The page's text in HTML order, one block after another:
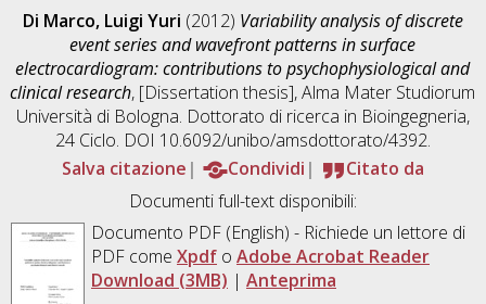
Di Marco, Luigi Yuri (2012) Variability analysis of discrete
event series and wavefront patterns in surface
electrocardiogram: contributions to psychophysiological and
clinical research, [Dissertation thesis], Alma Mater Studiorum
Università di Bologna. Dottorato di ricerca in Bioingegneria,
24 Ciclo. DOI 10.6092/unibo/amsdottorato/4392.
Salva citazione
Condividi
Citato da
Documenti full-text disponibili:
Documento PDF(English) - Richiede un lettore di
PDF come Xpdfo Adobe Acrobat Reader
Download (3MB) | Anteprima